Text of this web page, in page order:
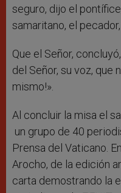
seguro, dijo el
samaritano, el
Que el Señor,
del Señor, su voz, que
mismo!».
Al concluir la misa el
un grupo de 40
Prensa del Vaticano.
Arocho, de la edición
carta demostrando la